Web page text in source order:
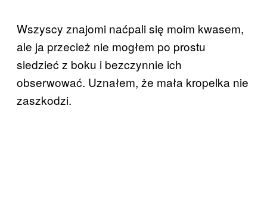
Wszyscy znajomi naćpali się moim kwasem,
ale ja przecież nie mogłem po prostu
siedzieć z boku i bezczynnie ich
obserwować. Uznałem, że mała kropelka nie
zaszkodzi.